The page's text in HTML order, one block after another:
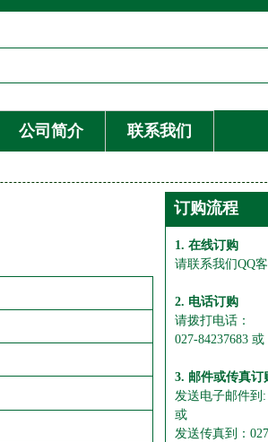
公司简介 联系我们
订购流程
1. 在线订购
请联系我们QQ
2. 电话订购
请拨打电话：
027-84237683 或
3. 邮件或传真订
发送电子邮件到:
或
发送传真到：